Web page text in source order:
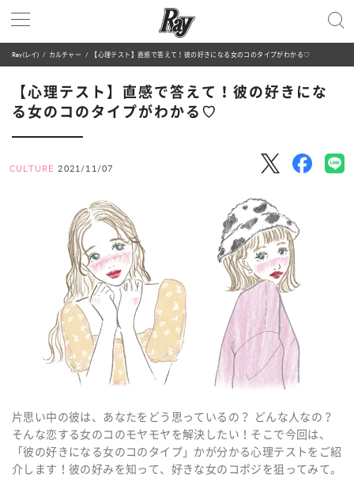
Ray(レイ) カルチャー 【心理テスト】直感で答えて！彼の好きになる女のコのタイプがわかる♡
【心理テスト】直感で答えて！彼の好きにな
る女のコのタイプがわかる♡
CULTURE 2021/11/07
片思い中の彼は、あなたをどう思っているの？ どんな人なの？
そんな恋する女のコのモヤモヤを解決したい！そこで今回は、
「彼の好きになる女のコのタイプ」かが分かる心理テストをご紹
介します！彼の好みを知って、好きな女のコポジを狙ってみて。